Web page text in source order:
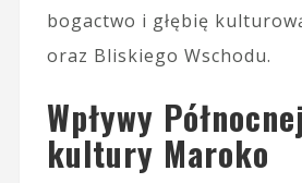
bogactwo i głębię
oraz Bliskiego Wschodu.
Wpływy
kultury Maroko